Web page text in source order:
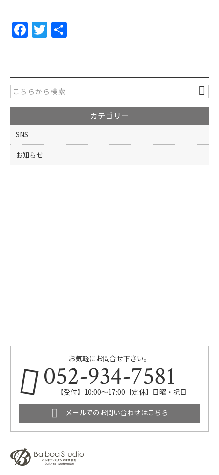
F
a
e
b
o
o
k
T
w
er
カテゴリー
SNS
お知らせ
お気軽にお問合せ下さい。
052-934-7581
【受付】10:00～17:00【定休】日曜・祝日
メールでのお問い合わせはこちら